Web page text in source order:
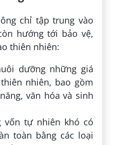
chỉ tập trung vào
hướng tới bảo vệ,
thiên nhiên:
dưỡng những giá
nhiên, bao gồm
văn hóa và sinh
vốn tự nhiên khó có
toàn bằng các loại